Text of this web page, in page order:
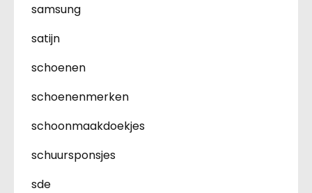
samsung
satijn
schoenen
schoenenmerken
schoonmaakdoekjes
schuursponsjes
sde